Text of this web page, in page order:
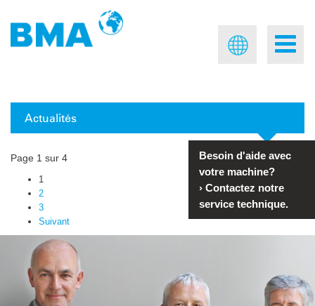
Actualités
Page 1 sur 4
1
2
3
Suivant
Besoin d'aide avec
votre machine?
› Contactez notre
service technique.